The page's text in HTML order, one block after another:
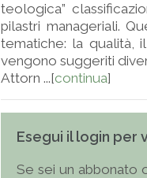
teologica”
pilastri manageriali.
tematiche: la qualità,
vengono suggeriti
Attorn ...[continua]
Esegui il login per
Se sei un abbonato